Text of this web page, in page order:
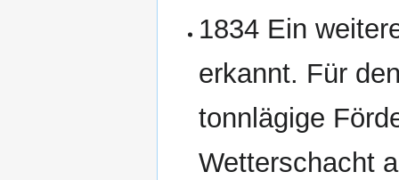
1834 Ein
erkannt. Für
tonnlägige
Wetterschacht